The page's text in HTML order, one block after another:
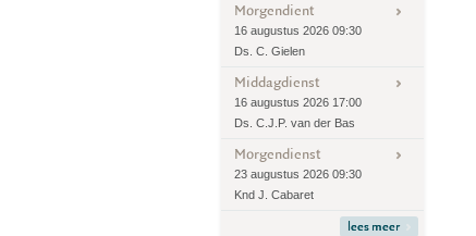
Morgendient
16 augustus 2026 09:30
Ds. C. Gielen
Middagdienst
16 augustus 2026 17:00
Ds. C.J.P. van der Bas
Morgendienst
23 augustus 2026 09:30
Knd J. Cabaret
lees meer